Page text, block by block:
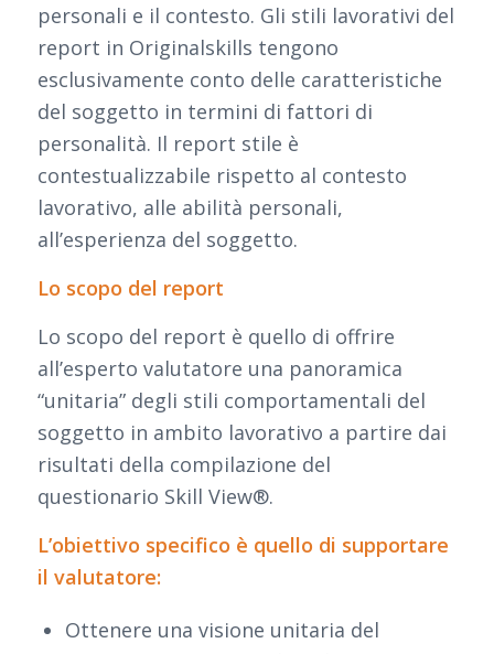
personali e il contesto. Gli stili lavorativi del
report in Originalskills tengono
esclusivamente conto delle caratteristiche
del soggetto in termini di fattori di
personalità. Il report stile è
contestualizzabile rispetto al contesto
lavorativo, alle abilità personali,
all’esperienza del soggetto.
Lo scopo del report
Lo scopo del report è quello di offrire
all’esperto valutatore una panoramica
“unitaria” degli stili comportamentali del
soggetto in ambito lavorativo a partire dai
risultati della compilazione del
questionario Skill View®.
L’obiettivo specifico è quello di supportare
il valutatore:
Ottenere una visione unitaria del